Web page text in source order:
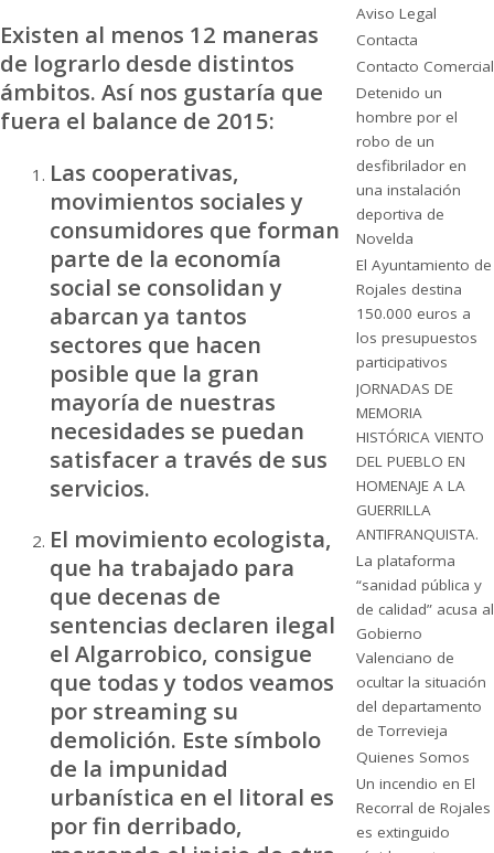
Existen al menos 12 maneras
de lograrlo desde distintos
ámbitos. Así nos gustaría que
fuera el balance de 2015:
Las cooperativas,
movimientos sociales y
consumidores que forman
parte de la economía
social se consolidan y
abarcan ya tantos
sectores que hacen
posible que la gran
mayoría de nuestras
necesidades se puedan
satisfacer a través de sus
servicios.
El movimiento ecologista,
que ha trabajado para
que decenas de
sentencias declaren ilegal
el Algarrobico, consigue
que todas y todos veamos
por streaming su
demolición. Este símbolo
de la impunidad
urbanística en el litoral es
por fin derribado,
Aviso Legal
Contacta
Contacto Comercial
Detenido un
hombre por el
robo de un
desfibrilador en
una instalación
deportiva de
Novelda
El Ayuntamiento de
Rojales destina
150.000 euros a
los presupuestos
participativos
JORNADAS DE
MEMORIA
HISTÓRICA VIENTO
DEL PUEBLO EN
HOMENAJE A LA
GUERRILLA
ANTIFRANQUISTA.
La plataforma
“sanidad pública y
de calidad” acusa al
Gobierno
Valenciano de
ocultar la situación
del departamento
de Torrevieja
Quienes Somos
Un incendio en El
Recorral de Rojales
es extinguido